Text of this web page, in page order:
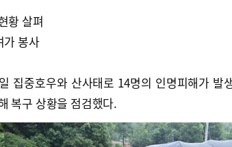
황 살펴
가 봉사
집중호우와 산사태로 14명의 인명피해가 발
복구 상황을 점검했다.